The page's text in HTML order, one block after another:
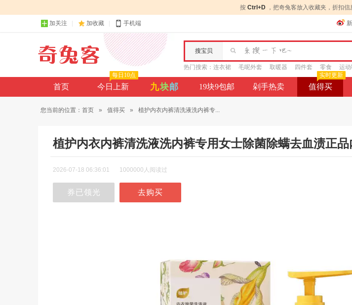
按 Ctrl+D ，把奇兔客放入收藏夹，折扣信
加关注 加收藏 手机端
搜宝贝
热门搜索： 连衣裙 毛呢外套 取暖器 四件套 零食 运动
首页 今日上新
每日10点
九块邮 19块9包邮 剁手热卖 值得买
实时更新
您当前的位置： 首页 » 值得买 » 植护内衣内裤清洗液洗内裤专...
植护内衣内裤清洗液洗内裤专用女士除菌除螨去血渍正
2026-07-18 06:36:01 1000000人阅读过
券已领光 去购买